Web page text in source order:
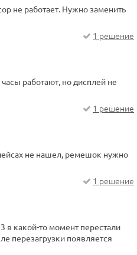
не работает. Нужно заменить
1 решение
работают, но дисплей не
1 решение
не нашел, ремешок нужно
1 решение
в какой-то момент перестали
перезагрузки появляется